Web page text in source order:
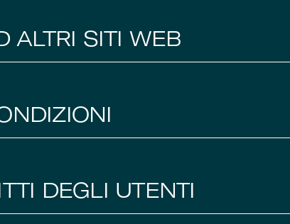
ALTRI SITI WEB
DEGLI UTENTI